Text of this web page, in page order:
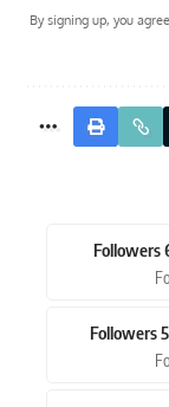
By signing up, you
Followers
Followers